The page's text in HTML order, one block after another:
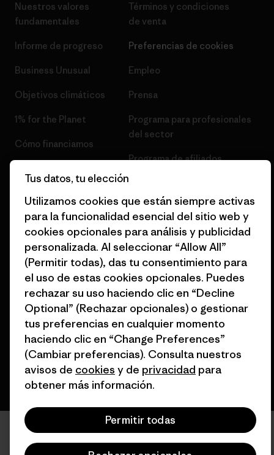
Nuestros valores
fundamentales
Informe de progreso
Business Unusual
Objetivos climáticos
1% for the Planet
Cómo financiamos
Términos y condiciones
de venta
Preferencias de cookies
Empleo
Prensa
Programa para profesionales
del sector
Programa de afiliados
Mapa del sitio Patagonia
España
© 2026 Patagonia, Inc. Todos los derechos reservados.
español
Tus datos, tu elección
Utilizamos cookies que están siempre activas
para la funcionalidad esencial del sitio web y
cookies opcionales para análisis y publicidad
personalizada. Al seleccionar “Allow All”
(Permitir todas), das tu consentimiento para
el uso de estas cookies opcionales. Puedes
rechazar su uso haciendo clic en “Decline
Optional” (Rechazar opcionales) o gestionar
tus preferencias en cualquier momento
haciendo clic en “Change Preferences”
(Cambiar preferencias). Consulta nuestros
avisos de cookies y de privacidad para
obtener más información.
Permitir todas